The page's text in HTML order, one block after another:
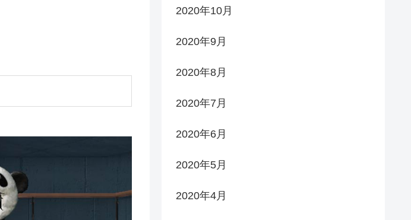
2020年10月
2020年9月
2020年8月
2020年7月
2020年6月
2020年5月
2020年4月